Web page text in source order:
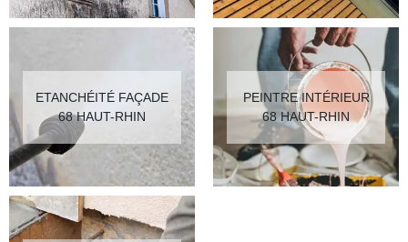
ETANCHÉITÉ FAÇADE
68 HAUT-RHIN
PEINTRE INTÉRIEUR
68 HAUT-RHIN